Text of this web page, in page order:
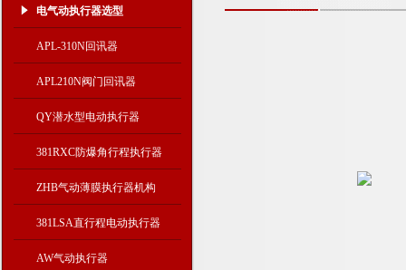
电气动执行器选型
APL-310N回讯器
APL210N阀门回讯器
QY潜水型电动执行器
381RXC防爆角行程执行器
ZHB气动薄膜执行器机构
381LSA直行程电动执行器
AW气动执行器